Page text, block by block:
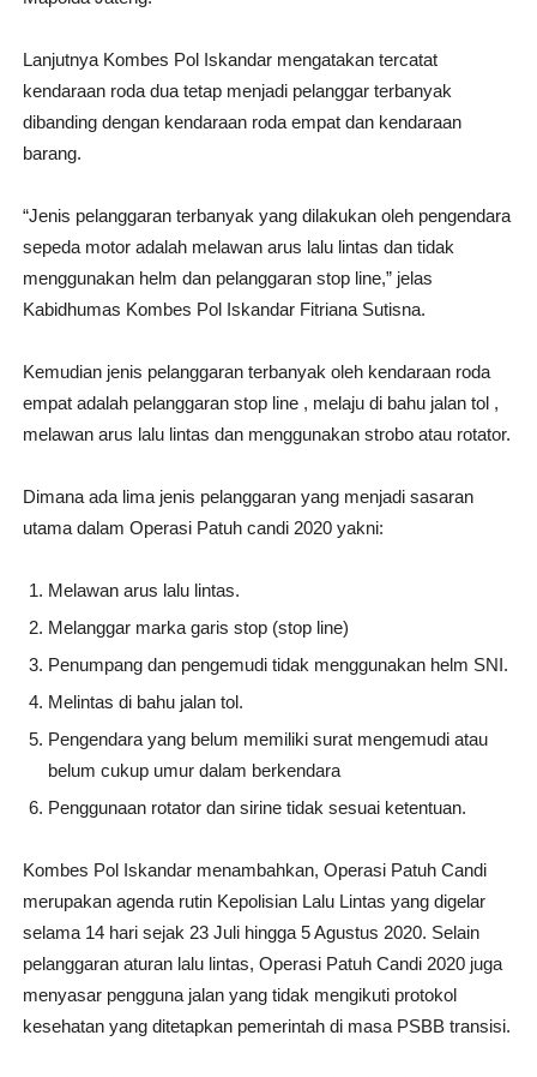
Lanjutnya Kombes Pol Iskandar mengatakan tercatat
kendaraan roda dua tetap menjadi pelanggar terbanyak
dibanding dengan kendaraan roda empat dan kendaraan
barang.
“Jenis pelanggaran terbanyak yang dilakukan oleh pengendara
sepeda motor adalah melawan arus lalu lintas dan tidak
menggunakan helm dan pelanggaran stop line,” jelas
Kabidhumas Kombes Pol Iskandar Fitriana Sutisna.
Kemudian jenis pelanggaran terbanyak oleh kendaraan roda
empat adalah pelanggaran stop line , melaju di bahu jalan tol ,
melawan arus lalu lintas dan menggunakan strobo atau rotator.
Dimana ada lima jenis pelanggaran yang menjadi sasaran
utama dalam Operasi Patuh candi 2020 yakni:
Melawan arus lalu lintas.
Melanggar marka garis stop (stop line)
Penumpang dan pengemudi tidak menggunakan helm SNI.
Melintas di bahu jalan tol.
Pengendara yang belum memiliki surat mengemudi atau
belum cukup umur dalam berkendara
Penggunaan rotator dan sirine tidak sesuai ketentuan.
Kombes Pol Iskandar menambahkan, Operasi Patuh Candi
merupakan agenda rutin Kepolisian Lalu Lintas yang digelar
selama 14 hari sejak 23 Juli hingga 5 Agustus 2020. Selain
pelanggaran aturan lalu lintas, Operasi Patuh Candi 2020 juga
menyasar pengguna jalan yang tidak mengikuti protokol
kesehatan yang ditetapkan pemerintah di masa PSBB transisi.